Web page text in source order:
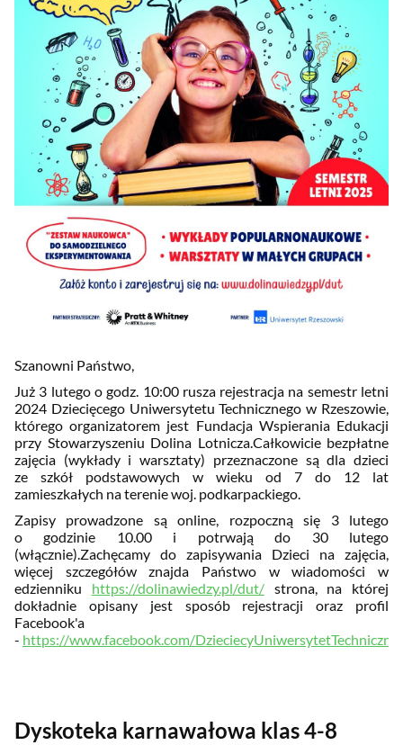
Szanowni Państwo,
Już 3 lutego o godz. 10:00 rusza rejestracja na semestr letni
2024 Dziecięcego Uniwersytetu Technicznego w Rzeszowie,
którego organizatorem jest Fundacja Wspierania Edukacji
przy Stowarzyszeniu Dolina Lotnicza.Całkowicie bezpłatne
zajęcia (wykłady i warsztaty) przeznaczone są dla dzieci
ze szkół podstawowych w wieku od 7 do 12 lat
zamieszkałych na terenie woj. podkarpackiego.
Zapisy prowadzone są online, rozpoczną się 3 lutego
o godzinie 10.00 i potrwają do 30 lutego
(włącznie).Zachęcamy do zapisywania Dzieci na zajęcia,
więcej szczegółów znajda Państwo w wiadomości w
edzienniku
https://dolinawiedzy.pl/dut/ strona, na której
dokładnie opisany jest sposób rejestracji oraz profil
Facebook'a
- https://www.facebook.com/DzieciecyUniwersytetTechniczny
Dyskoteka karnawałowa klas 4-8